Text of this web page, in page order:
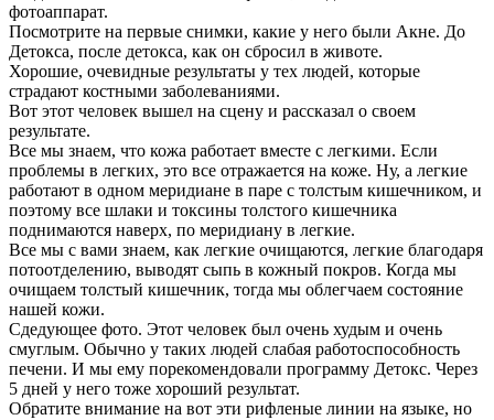
фотоаппарат.
Посмотрите на первые снимки, какие у него были Акне. До
Детокса, после детокса, как он сбросил в животе.
Хорошие, очевидные результаты у тех людей, которые
страдают костными заболеваниями.
Вот этот человек вышел на сцену и рассказал о своем
результате.
Все мы знаем, что кожа работает вместе с легкими. Если
проблемы в легких, это все отражается на коже. Ну, а легкие
работают в одном меридиане в паре с толстым кишечником, и
поэтому все шлаки и токсины толстого кишечника
поднимаются наверх, по меридиану в легкие.
Все мы с вами знаем, как легкие очищаются, легкие благодаря
потоотделению, выводят сыпь в кожный покров. Когда мы
очищаем толстый кишечник, тогда мы облегчаем состояние
нашей кожи.
Сдедующее фото. Этот человек был очень худым и очень
смуглым. Обычно у таких людей слабая работоспособность
печени. И мы ему порекомендовали программу Детокс. Через
5 дней у него тоже хороший результат.
Обратите внимание на вот эти рифленые линии на языке, но